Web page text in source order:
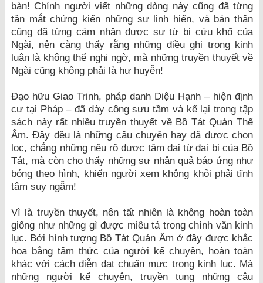
bàn! Chính người viết những dòng này cũng đã từng
tận mắt chứng kiến những sự linh hiển, và bản thân
cũng đã từng cảm nhận được sự từ bi cứu khổ của
Ngài, nên càng thấy rằng những điều ghi trong kinh
luận là không thể nghi ngờ, mà những truyền thuyết về
Ngài cũng không phải là hư huyễn!
Đạo hữu Giao Trinh, pháp danh Diệu Hạnh – hiện định
cư tại Pháp – đã dày công sưu tầm và kể lại trong tập
sách này rất nhiều truyền thuyết về Bồ Tát Quán Thế
Âm. Đây đều là những câu chuyện hay đã được chọn
lọc, chẳng những nêu rõ được tâm đại từ đại bi của Bồ
Tát, mà còn cho thấy những sự nhân quả báo ứng như
bóng theo hình, khiến người xem không khỏi phải tĩnh
tâm suy ngẫm!
Vì là truyền thuyết, nên tất nhiên là không hoàn toàn
giống như những gì được miêu tả trong chính văn kinh
lục. Bởi hình tượng Bồ Tát Quán Âm ở đây được khắc
họa bằng tâm thức của người kể chuyện, hoàn toàn
khác với cách diễn đạt chuẩn mực trong kinh lục. Mà
những người kể chuyện, truyền tụng những câu